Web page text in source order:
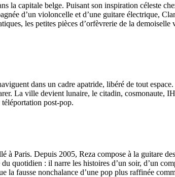
capitale belge. Puisant son inspiration céleste
d’un violoncelle et d’une guitare électrique,
les petites pièces d’orfèvrerie de la
dans un cadre apatride, libéré de tout
La ville devient lunaire, le citadin, cosmonaute,
post-pop.
Paris. Depuis 2005, Reza compose à la guitare
quotidien : il narre les histoires d’un soir, d’un
la fausse nonchalance d’une pop plus raffinée